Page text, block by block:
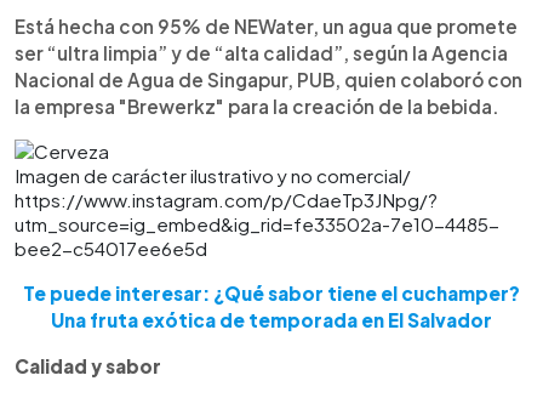
Está hecha con 95% de NEWater, un agua que promete
ser “ultra limpia” y de “alta calidad”, según la Agencia
Nacional de Agua de Singapur, PUB, quien colaboró con
la empresa "Brewerkz" para la creación de la bebida.
Imagen de carácter ilustrativo y no comercial/
https://www.instagram.com/p/CdaeTp3JNpg/?
utm_source=ig_embed&ig_rid=fe33502a-7e10-4485-
bee2-c54017ee6e5d
Te puede interesar: ¿Qué sabor tiene el cuchamper?
Una fruta exótica de temporada en El Salvador
Calidad y sabor